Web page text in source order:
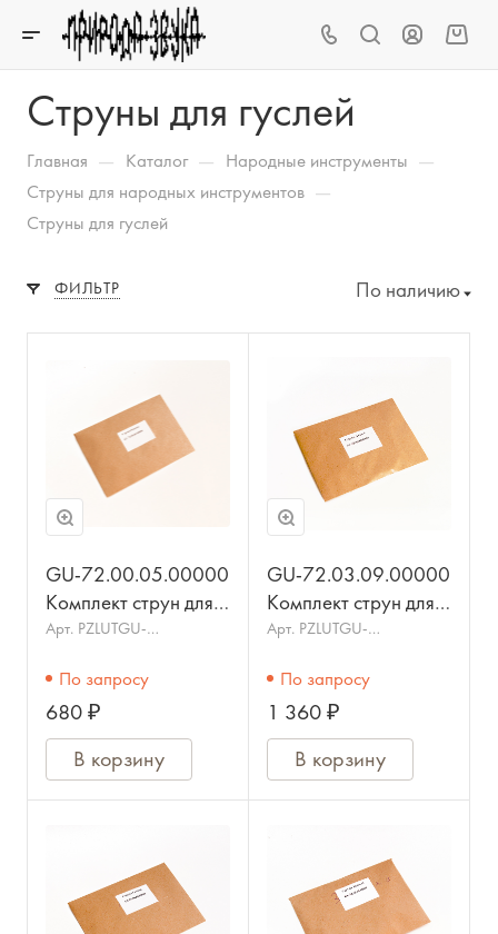
Струны для гуслей
Главная — Каталог — Народные инструменты —
Струны для народных инструментов —
Струны для гуслей
ФИЛЬТР По наличию
GU-72.00.05.00000
Комплект струн для
гуслей Баюнок 5стр.,
ГУСЕЛЬНИК
Арт. PZLUTGU-
По запросу
680 ₽
В корзину
GU-72.03.09.00000
Комплект струн для
гуслей Ладья 9 стр.,
ГУСЕЛЬНИК
Арт. PZLUTGU-
По запросу
1 360 ₽
В корзину